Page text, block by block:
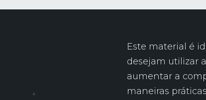
Este material é
desejam utilizar
aumentar a
maneiras